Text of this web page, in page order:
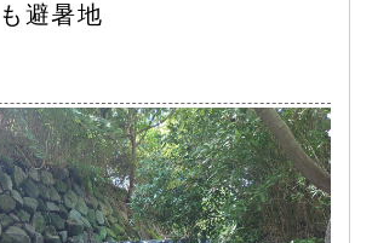
避暑地